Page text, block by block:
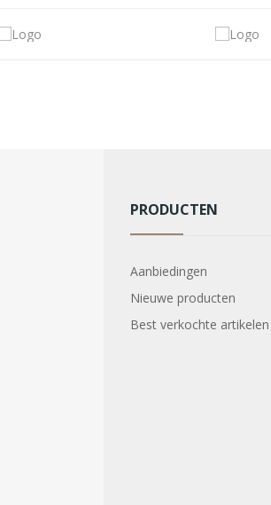
PRODUCTEN
Aanbiedingen
Nieuwe producten
Best verkochte artikelen